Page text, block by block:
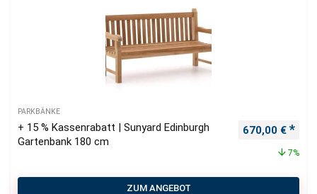
PARKBÄNKE
+ 15 % Kassenrabatt | Sunyard Edinburgh
Gartenbank 180 cm
670,00 €
7%
ZUM ANGEBOT